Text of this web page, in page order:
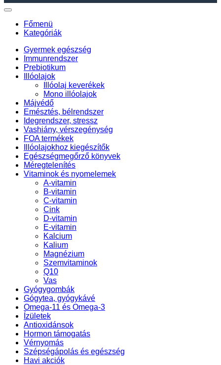
Főmenü
Kategóriák
Gyermek egészség
Immunrendszer
Prebiotikum
Illóolajok
Illóolaj keverékek
Mono illóolajok
Májvédő
Emésztés, bélrendszer
Idegrendszer, stressz
Vashiány, vérszegénység
FOA termékek
Illóolajokhoz kiegészítők
Egészségmegőrző könyvek
Méregtelenítés
Vitaminok és nyomelemek
A-vitamin
B-vitamin
C-vitamin
Cink
D-vitamin
E-vitamin
Kalcium
Kalium
Magnézium
Szemvitaminok
Q10
Vas
Gyógygombák
Gógytea, gyógykávé
Omega-11 és Omega-3
Ízületek
Antioxidánsok
Hormon támogatás
Vérnyomás
Szépségápolás és egészség
Havi akciók